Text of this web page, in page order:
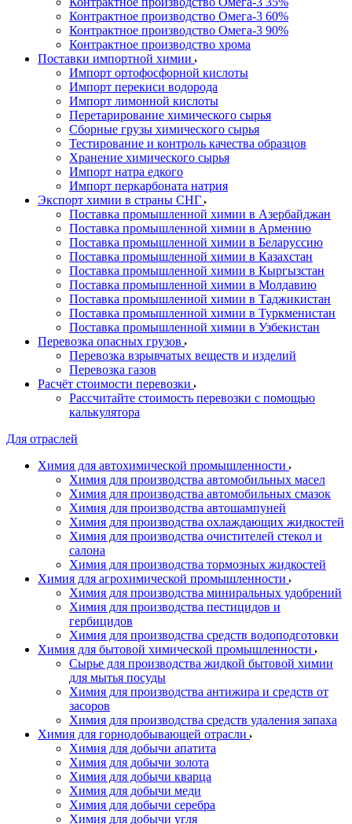
Контрактное производство Омега-3 60%
Контрактное производство Омега-3 90%
Контрактное производство хрома
Поставки импортной химии
Импорт ортофосфорной кислоты
Импорт перекиси водорода
Импорт лимонной кислоты
Перетарирование химического сырья
Сборные грузы химического сырья
Тестирование и контроль качества образцов
Хранение химического сырья
Импорт натра едкого
Импорт перкарбоната натрия
Экспорт химии в страны СНГ
Поставка промышленной химии в Азербайджан
Поставка промышленной химии в Армению
Поставка промышленной химии в Беларуссию
Поставка промышленной химии в Казахстан
Поставка промышленной химии в Кыргызстан
Поставка промышленной химии в Молдавию
Поставка промышленной химии в Таджикистан
Поставка промышленной химии в Туркменистан
Поставка промышленной химии в Узбекистан
Перевозка опасных грузов
Перевозка взрывчатых веществ и изделий
Перевозка газов
Расчёт стоимости перевозки
Рассчитайте стоимость перевозки с помощью
калькулятора
Для отраслей
Химия для автохимической промышленности
Химия для производства автомобильных масел
Химия для производства автомобильных смазок
Химия для производства автошампуней
Химия для производства охлаждающих жидкостей
Химия для производства очистителей стекол и
салона
Химия для производства тормозных жидкостей
Химия для агрохимической промышленности
Химия для производства миниральных удобрений
Химия для производства пестицидов и
гербицидов
Химия для производства средств водоподготовки
Химия для бытовой химической промышленности
Сырье для производства жидкой бытовой химии
для мытья посуды
Химия для производства антижира и средств от
засоров
Химия для производства средств удаления запаха
Химия для горнодобывающей отрасли
Химия для добычи апатита
Химия для добычи золота
Химия для добычи кварца
Химия для добычи меди
Химия для добычи серебра
Химия для добычи угля